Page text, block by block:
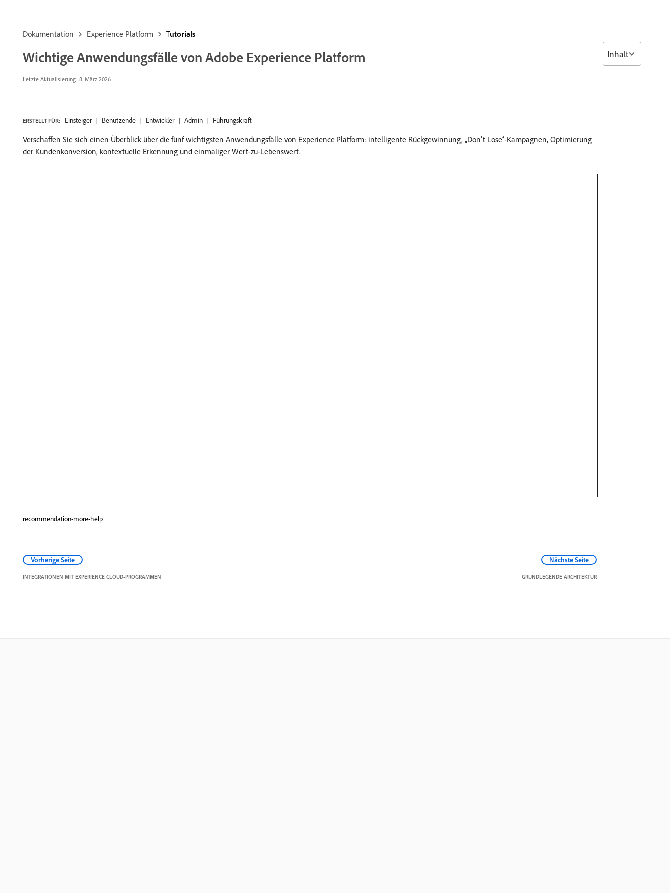
Dokumentation Experience Platform Tutorials
Wichtige Anwendungsfälle von Adobe Experience Platform
Letzte Aktualisierung: 8. März 2026
ERSTELLT FÜR: Einsteiger Benutzende Entwickler Admin Führungskraft
Verschaffen Sie sich einen Überblick über die fünf wichtigsten Anwendungsfälle von Experience Platform: intelligente Rückgewinnung, „Don't Lose“-Kampagnen, Optimierung
der Kundenkonversion, kontextuelle Erkennung und einmaliger Wert-zu-Lebenswert.
recommendation-more-help
Vorherige Seite
INTEGRATIONEN MIT EXPERIENCE CLOUD-PROGRAMMEN
Nächste Seite
GRUNDLEGENDE ARCHITEKTUR
Inhalt